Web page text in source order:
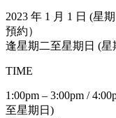
2023 年 1 月 1 日 (星
預約）
逢星期二至星期日 (星
TIME
1:00pm – 3:00pm /
至星期日)